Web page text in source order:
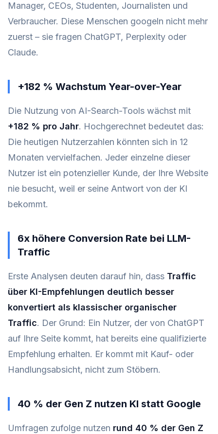
Manager, CEOs, Studenten, Journalisten und
Verbraucher. Diese Menschen googeln nicht mehr
zuerst – sie fragen ChatGPT, Perplexity oder
Claude.
+182 % Wachstum Year-over-Year
Die Nutzung von AI-Search-Tools wächst mit
+182 % pro Jahr. Hochgerechnet bedeutet das:
Die heutigen Nutzerzahlen könnten sich in 12
Monaten vervielfachen. Jeder einzelne dieser
Nutzer ist ein potenzieller Kunde, der Ihre Website
nie besucht, weil er seine Antwort von der KI
bekommt.
6x höhere Conversion Rate bei LLM-
Traffic
Erste Analysen deuten darauf hin, dass Traffic
über KI-Empfehlungen deutlich besser
konvertiert als klassischer organischer
Traffic. Der Grund: Ein Nutzer, der von ChatGPT
auf Ihre Seite kommt, hat bereits eine qualifizierte
Empfehlung erhalten. Er kommt mit Kauf- oder
Handlungsabsicht, nicht zum Stöbern.
40 % der Gen Z nutzen KI statt Google
Umfragen zufolge nutzen rund 40 % der Gen Z